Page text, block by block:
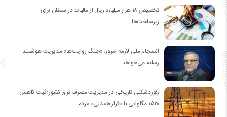
تخصیص ۱۸ هزار میلیارد ریال از مالیات در سمنان برای
زیرساخت‌ها
انسجام ملی لازمه امروز؛ «جنگ روایت‌ها» مدیریت هوشمند
رسانه می‌خواهد
رکوردشکنی تاریخی در مدیریت مصرف برق کشور؛ ثبت کاهش
۱۵۲۰ مگاواتی با «قرار همدلی» مردم